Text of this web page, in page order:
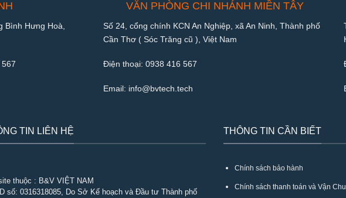
Bình Hưng Hoà,
VĂN PHÒNG CHI NHÁNH MIỀN TÂY
Số 24, cổng chính KCN An Nghiệp, xã An Ninh, Thành phố
Cần Thơ ( Sóc Trăng cũ ), Việt Nam
Điện thoại: 0938 416 567
Email: info@bvtech.tech
TIN LIÊN HỆ
thuộc : B&V VIỆT NAM
số: 0316318085, Do Sở Kế hoạch và Đầu tư Thành phố
THÔNG TIN CẦN BIẾT
Chính sách bảo hành
Chính sách thanh toán và Vận